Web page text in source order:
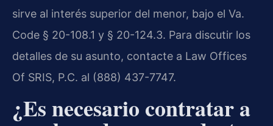
sirve al interés superior del menor, bajo el Va.
Code § 20-108.1 y § 20-124.3. Para discutir los
detalles de su asunto, contacte a Law Offices
Of SRIS, P.C. al (888) 437-7747.
¿Es necesario contratar a